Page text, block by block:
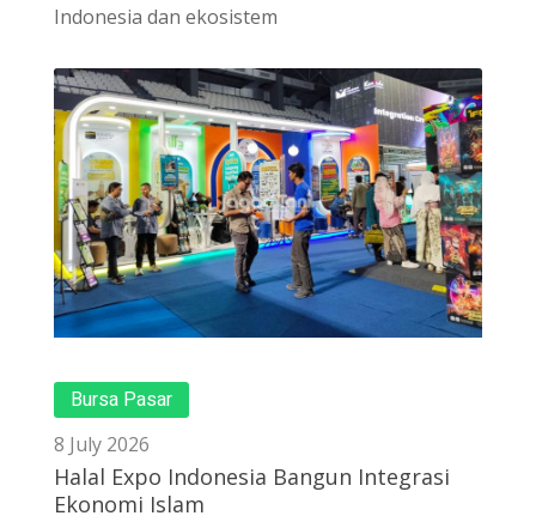
Indonesia dan ekosistem
Bursa Pasar
8 July 2026
Halal Expo Indonesia Bangun Integrasi
Ekonomi Islam